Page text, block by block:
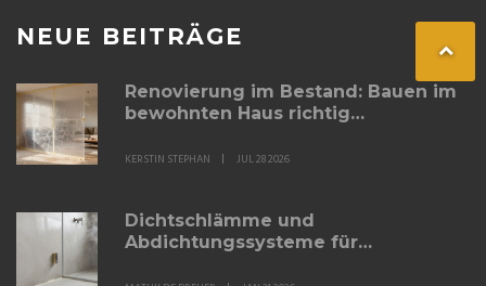
NEUE BEITRÄGE
Renovierung im Bestand: Bauen im
bewohnten Haus richtig
KERSTIN STEPHAN JUL 28 2026
Dichtschlämme und
Abdichtungssysteme für